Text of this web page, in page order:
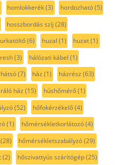
homlokkerék(3) hordozható(5)
hosszbordás szíj (28)
(6) huzal (1) huzat(1)
(3) hálózati kábel (1)
hátsó(7) ház (1) házrész (63)
ház (15) húshőmérő(1)
(52) hőfokérzékelő(4)
(1) hőmérsékletkorlátozó(4)
hőmérsékletszabályzó(29)
(2) hőszivattyús szárítógép(25)